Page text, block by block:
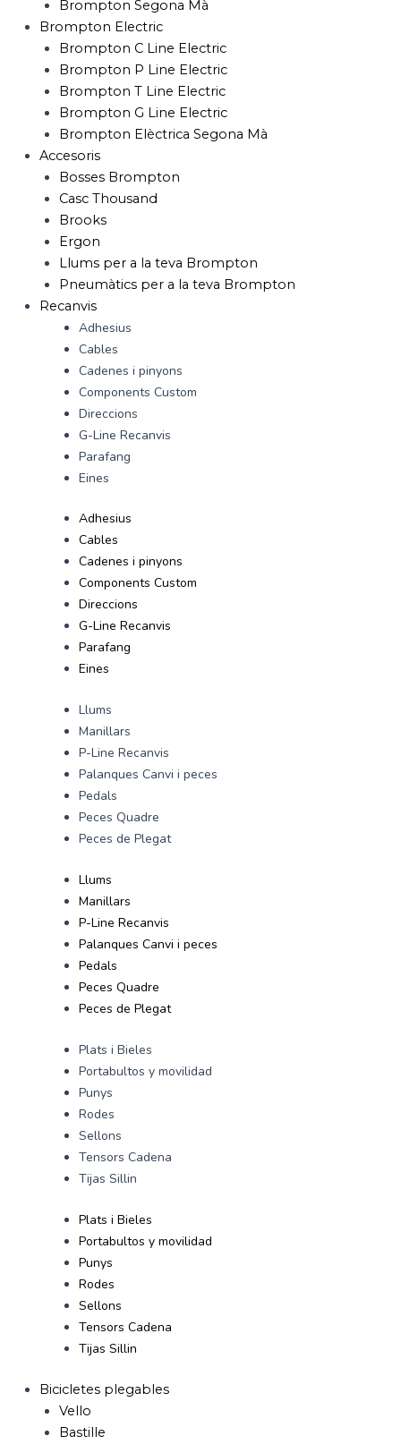
Brompton Segona Mà
Brompton Electric
Brompton C Line Electric
Brompton P Line Electric
Brompton T Line Electric
Brompton G Line Electric
Brompton Elèctrica Segona Mà
Accesoris
Bosses Brompton
Casc Thousand
Brooks
Ergon
Llums per a la teva Brompton
Pneumàtics per a la teva Brompton
Recanvis
Adhesius
Cables
Cadenes i pinyons
Components Custom
Direccions
G-Line Recanvis
Parafang
Eines
Adhesius
Cables
Cadenes i pinyons
Components Custom
Direccions
G-Line Recanvis
Parafang
Eines
Llums
Manillars
P-Line Recanvis
Palanques Canvi i peces
Pedals
Peces Quadre
Peces de Plegat
Llums
Manillars
P-Line Recanvis
Palanques Canvi i peces
Pedals
Peces Quadre
Peces de Plegat
Plats i Bieles
Portabultos y movilidad
Punys
Rodes
Sellons
Tensors Cadena
Tijas Sillin
Plats i Bieles
Portabultos y movilidad
Punys
Rodes
Sellons
Tensors Cadena
Tijas Sillin
Bicicletes plegables
Vello
Bastille